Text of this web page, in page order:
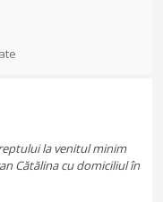
la venitul minim
Cătălina cu domiciliul în